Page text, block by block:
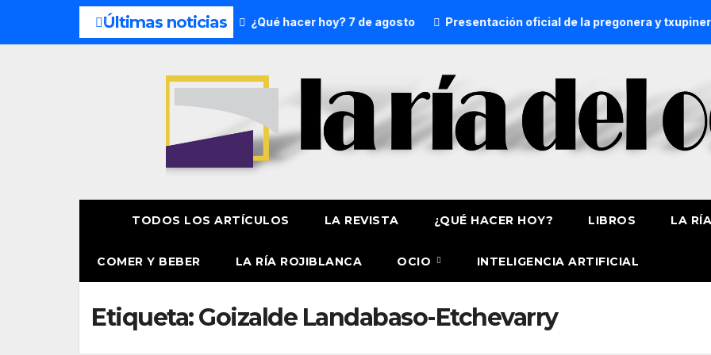
Últimas noticias
del fin de semana: 8 y 9 de agosto ¿Qué hacer hoy? 7 de agosto Presentación oficial de la pregonera y txupinera
TODOS LOS ARTÍCULOS LA REVISTA ¿QUÉ HACER HOY? LIBROS LA
COMER Y BEBER LA RÍA ROJIBLANCA OCIO INTELIGENCIA ARTIFICIAL
Etiqueta:Goizalde Landabaso-Etchevarry